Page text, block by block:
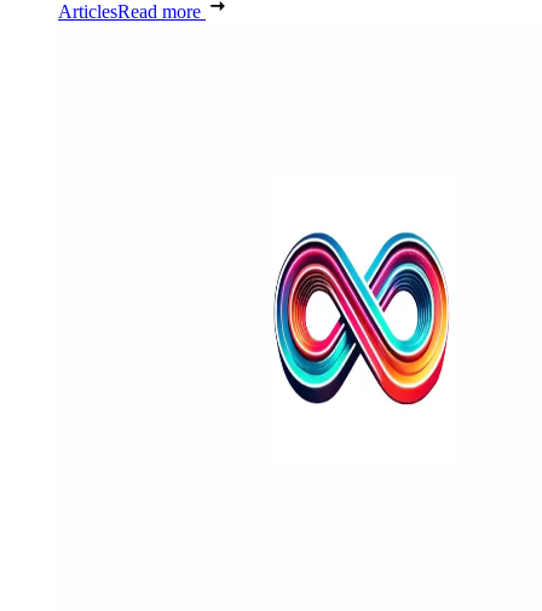
ArticlesRead more